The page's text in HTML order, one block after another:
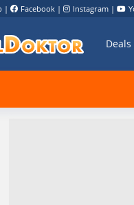
| Facebook | Instagram |
Deals